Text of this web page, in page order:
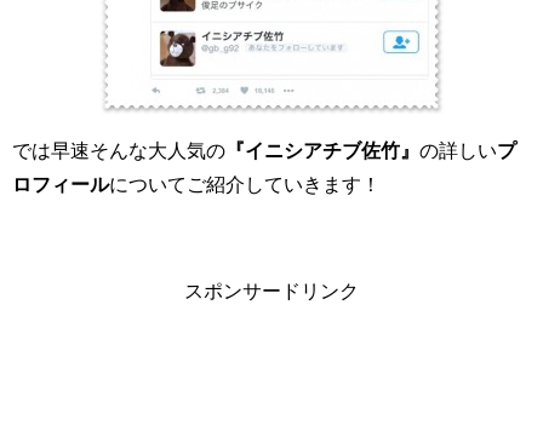
では早速そんな大人気の 『イニシアチブ佐竹』 の詳しいプ
ロフィールについてご紹介していきます！
スポンサードリンク